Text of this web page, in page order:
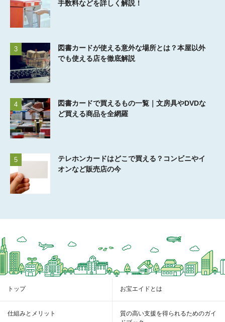
手数料などを詳しく解説！
3
図書カードが使える意外な場所とは？本屋以外
でも使える店を徹底解説
4
図書カードで買えるもの一覧｜文房具やDVDな
ど買える商品を全網羅
5
テレホンカードはどこで買える？コンビニやイ
オンなど販売店の今
トップ お宝エイドとは
仕組みとメリット
質の高い支援を得られるためのガイ